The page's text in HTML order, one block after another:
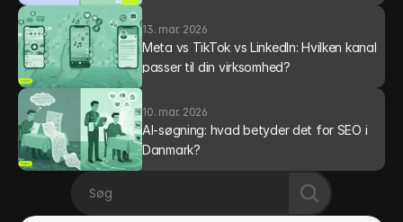
13. mar. 2026
Meta vs TikTok vs LinkedIn: Hvilken kanal
passer til din virksomhed?
10. mar. 2026
AI-søgning: hvad betyder det for SEO i
Danmark?
Søg